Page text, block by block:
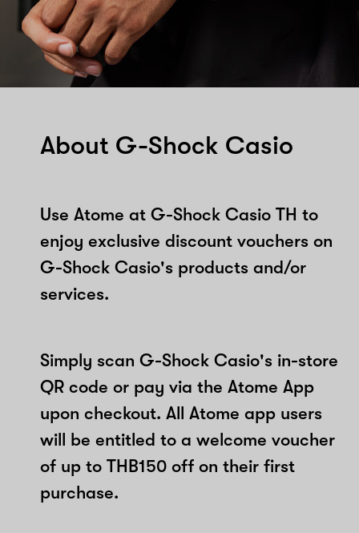
About G-Shock Casio
Use Atome at G-Shock Casio TH to
enjoy exclusive discount vouchers on
G-Shock Casio's products and/or
services.
Simply scan G-Shock Casio's in-store
QR code or pay via the Atome App
upon checkout. All Atome app users
will be entitled to a welcome voucher
of up to THB150 off on their first
purchase.